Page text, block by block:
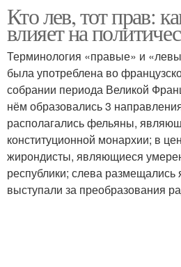
Кто лев, тот прав:
влияет на
Терминология «правые» и
была употреблена во
собрании периода Великой
нём образовались 3
располагались фельяны,
конституционной монархии; в
жирондисты, являющиеся
республики; слева
выступали за преобразования